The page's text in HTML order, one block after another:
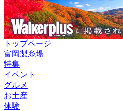
トップページ
富岡製糸場
特集
イベント
グルメ
お土産
体験